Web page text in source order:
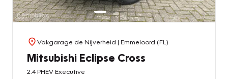
Vakgarage de Nijverheid | Emmeloord (FL)
Mitsubishi Eclipse Cross
2.4 PHEV Executive